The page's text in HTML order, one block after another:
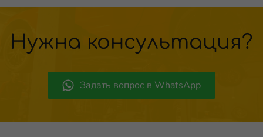
Нужна консультация?
Задать вопрос в WhatsApp